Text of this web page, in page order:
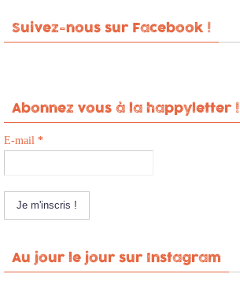
Suivez-nous sur Facebook !
Abonnez vous à la happyletter !
E-mail *
Au jour le jour sur Instagram